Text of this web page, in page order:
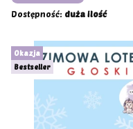
Dostępność: duża ilość
Okazja
Bestseller